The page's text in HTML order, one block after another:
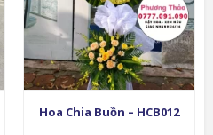
Hoa Chia Buồn – HCB012